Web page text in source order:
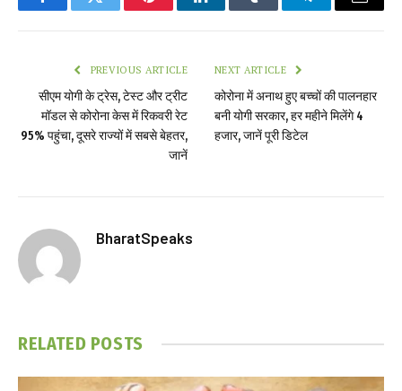
FacebookTwitter PinterestLinkedInTumblr TelegramEmail
PREVIOUS ARTICLE
सीएम योगी के ट्रेस, टेस्ट और ट्रीट
मॉडल से कोरोना केस में रिकवरी रेट
95% पहुंचा, दूसरे राज्यों में सबसे बेहतर,
जानें
NEXT ARTICLE
कोरोना में अनाथ हुए बच्चों की पालनहार
बनी योगी सरकार, हर महीने मिलेंगे 4
हजार, जानें पूरी डिटेल
BharatSpeaks
RELATED POSTS